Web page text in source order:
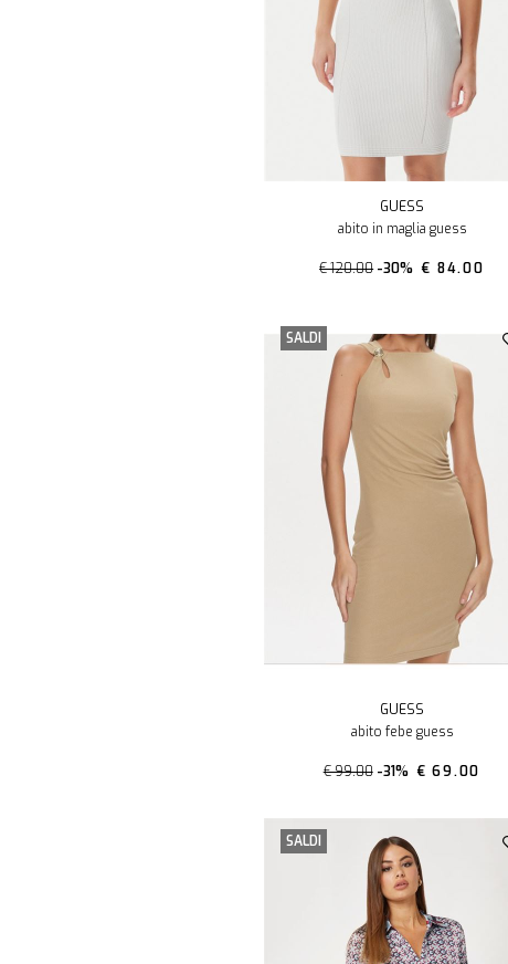
GUESS
abito in maglia guess
€ 120.00 -30% € 84.00
SALDI
GUESS
abito febe guess
€ 99.00 -31% € 69.00
SALDI